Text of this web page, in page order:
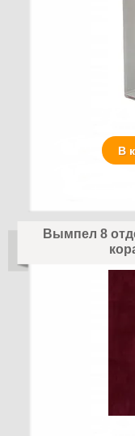
В
Вымпел 8